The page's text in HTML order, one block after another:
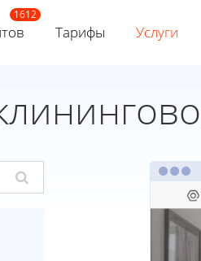
Тарифы Услуги